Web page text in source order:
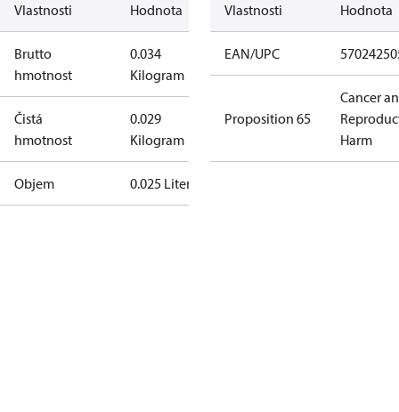
Vlastnosti Hodnota
Brutto
hmotnost
0.034
Kilogram
Čistá
hmotnost
0.029
Kilogram
Objem 0.025 Liter
Vlastnosti Hodnota
EAN/UPC
Proposition 65
Cancer
Harm